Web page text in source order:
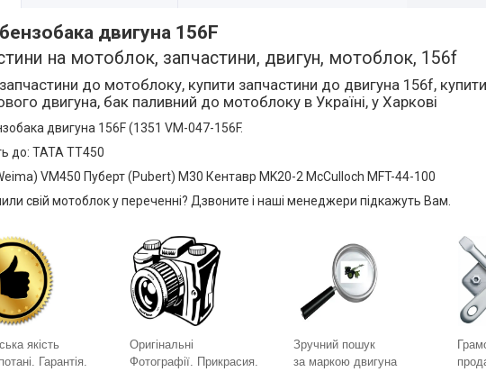
двигуна 156F
на мотоблок, запчастини, двигун, мотоблок, 156f
до мотоблоку, купити запчастини до двигуна 156f,
двигуна, бак паливний до мотоблоку в Україні, у Харкові
двигуна 156F (1351 VM-047-156F.
до: ТАТА TT450
VM450 Пуберт (Pubert) M30 Кентавр MK20-2 McCulloch MFT-44-100
свій мотоблок у переченні? Дзвоните і наші менеджери підкажуть Вам.
якість
Гарантія.
Оригінальні
Фотографії. Прикрасия.
Зручний пошук
за маркою двигуна